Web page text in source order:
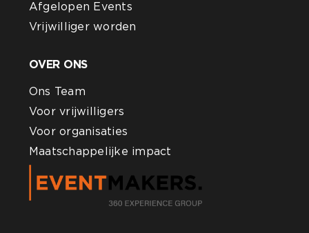
Afgelopen Events
Vrijwilliger worden
OVER ONS
Ons Team
Voor vrijwilligers
Voor organisaties
Maatschappelijke impact